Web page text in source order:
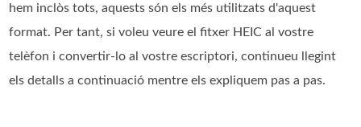
hem inclòs tots, aquests són els més utilitzats d'aquest
format. Per tant, si voleu veure el fitxer HEIC al vostre
telèfon i convertir-lo al vostre escriptori, continueu llegint
els detalls a continuació mentre els expliquem pas a pas.